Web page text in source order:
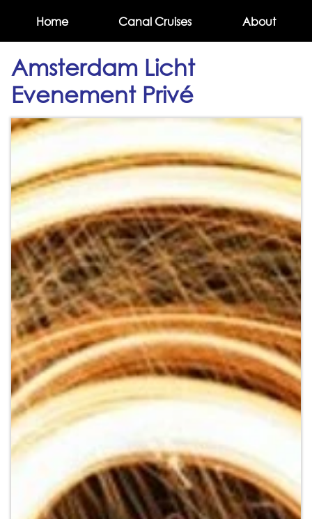
Home Canal Cruises About
Amsterdam Licht
Evenement Privé